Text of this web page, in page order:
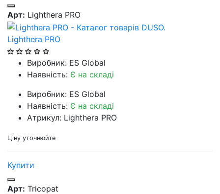
Арт: Lighthera PRO
Lighthera PRO
Виробник: ES Global
Наявність: Є на складі
Виробник: ES Global
Наявність: Є на складі
Атрикул: Lighthera PRO
Ціну уточнюйте
Купити
Арт: Tricopat